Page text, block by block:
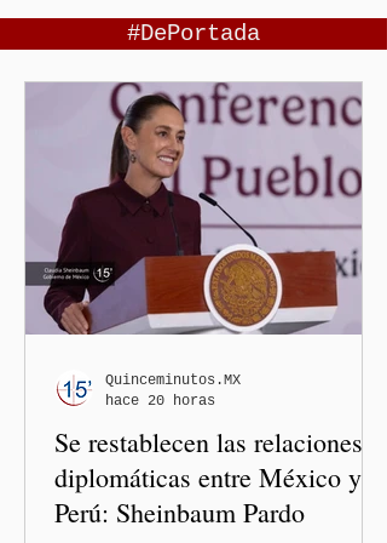
#DePortada
Se restablecen las relaciones
diplomáticas entre México y
Perú: Sheinbaum Pardo
Quinceminutos.MX
hace 20 horas